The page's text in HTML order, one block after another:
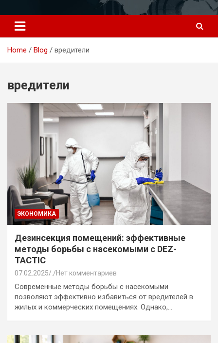
к
содержимому
Home Blog вредители
вредители
ЭКОНОМИКА
Дезинсекция помещений: эффективные
методы борьбы с насекомыми с DEZ-
TACTIC
07.02.2025 Нет комментариев
Современные методы борьбы с насекомыми
позволяют эффективно избавиться от вредителей в
жилых и коммерческих помещениях. Однако,…